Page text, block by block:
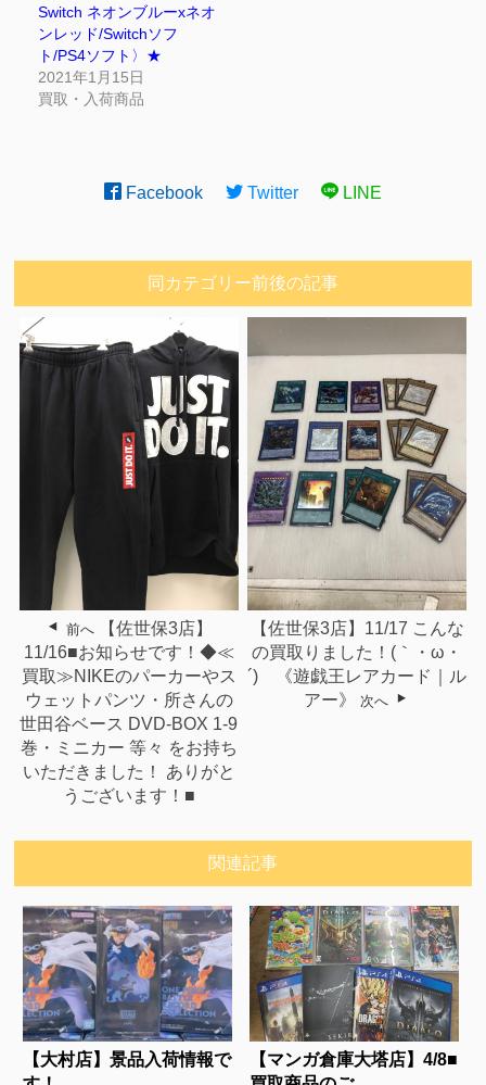
Switch ネオンブルーxネオ
ンレッド/Switchソフ
ト/PS4ソフト〉★
2021年1月15日
買取・入荷商品
Facebook Twitter LINE
同カテゴリー前後の記事
前へ
【佐世保3店】
11/16■お知らせです！◆≪
買取≫NIKEのパーカーやス
ウェットパンツ・所さんの
世田谷ベース DVD-BOX 1-9
巻・ミニカー 等々 をお持ち
いただきました！ ありがと
うございます！■
【佐世保3店】11/17 こんな
の買取りました！(｀・ω・
´)ゞ《遊戯王レアカード｜ル
アー》
次へ
関連記事
【大村店】景品入荷情報で
【マンガ倉庫大塔店】4/8■